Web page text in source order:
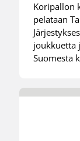
Koripallon
pelataan
joukkuetta
Suomesta